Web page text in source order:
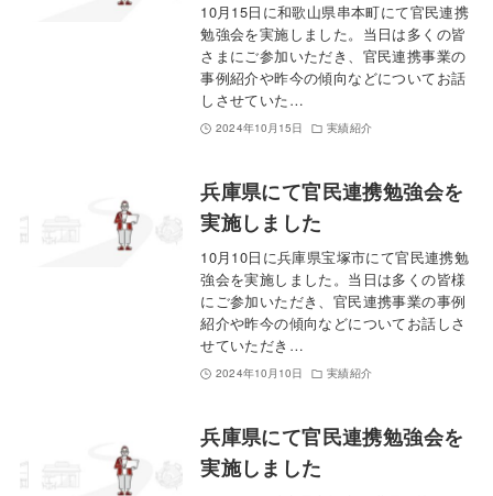
10月15日に和歌山県串本町にて官民連携
勉強会を実施しました。当日は多くの皆
さまにご参加いただき、官民連携事業の
事例紹介や昨今の傾向などについてお話
しさせていた…
2024年10月15日 実績紹介
兵庫県にて官民連携勉強会を
実施しました
10月10日に兵庫県宝塚市にて官民連携勉
強会を実施しました。当日は多くの皆様
にご参加いただき、官民連携事業の事例
紹介や昨今の傾向などについてお話しさ
せていただき…
2024年10月10日 実績紹介
兵庫県にて官民連携勉強会を
実施しました